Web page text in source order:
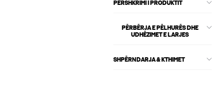
PËRSHKRIMI I PRODUKTIT
PËRBËRJA E PËLHURËS DHE
UDHËZIMET E LARJES
SHPËRNDARJA & KTHIMET